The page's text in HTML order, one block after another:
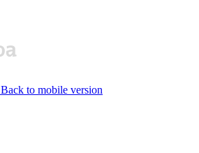
Back to mobile version